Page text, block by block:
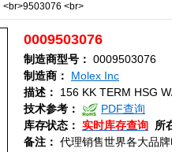
<br>
0009503076
制造商型号： 0009503076
制造商：
Molex Inc
描述：
156 KK TERM HSG
技术参考：
PDF查询
库存状态： 实时库存查询
所
备注： 代理销售世界各大品